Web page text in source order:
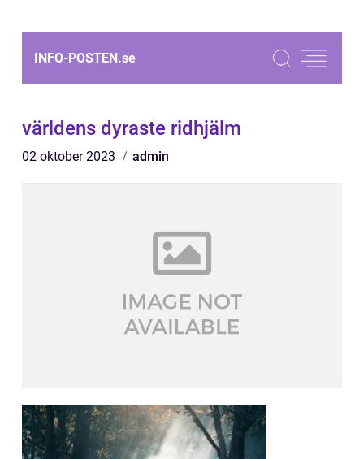
INFO-POSTEN.se
världens dyraste ridhjälm
02 oktober 2023 admin